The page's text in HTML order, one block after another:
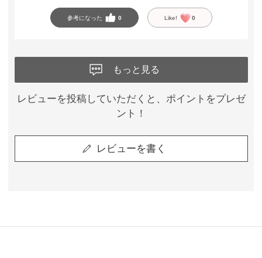
参考になった 0 Like! 0
もっと見る
レビューを投稿していただくと、ポイントをプレゼ
ント！
レビューを書く